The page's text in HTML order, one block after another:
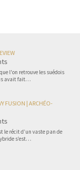
l'on retrouve les suédois
avait fait…
FUSION | ARCHÉO-
le récit d’un vaste pan de
s’est…